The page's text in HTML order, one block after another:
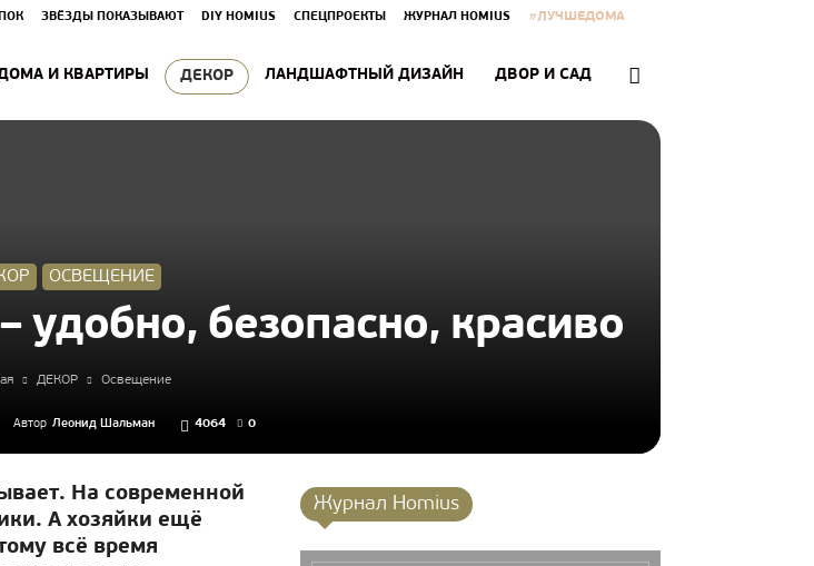
ЗВЁЗДЫ ПОКАЗЫВАЮТ DIY HOMIUS СПЕЦПРОЕКТЫ ЖУРНАЛ HOMIUS #ЛУЧШЕДОМА
И КВАРТИРЫ ДЕКОР ЛАНДШАФТНЫЙ ДИЗАЙН ДВОР И САД
ОСВЕЩЕНИЕ
удобно, безопасно, красиво
ДЕКОР Освещение
Автор Леонид Шальман 4064 0
На современной
А хозяйки ещё
всё время
Журнал Homius